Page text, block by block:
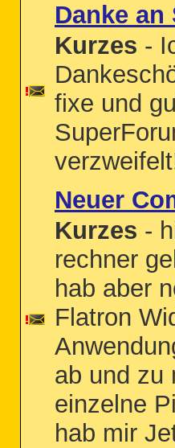
Danke an
Kurzes -
fixe und
Neuer
Kurzes -
rechner
hab aber
Flatron
ab und zu
einzelne
hab mir